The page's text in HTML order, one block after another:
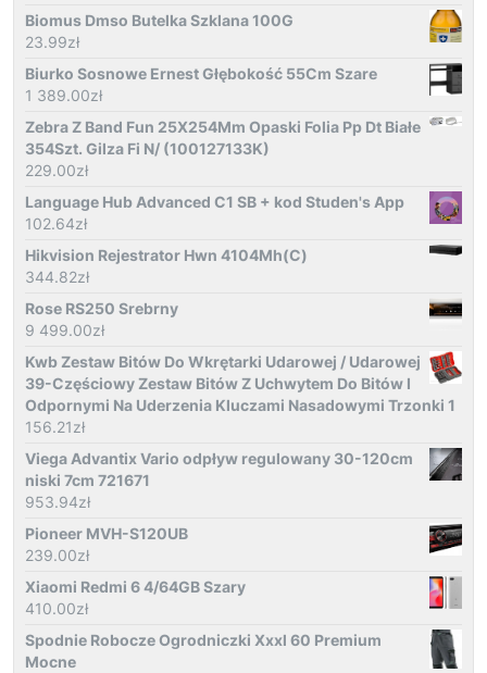
Biomus Dmso Butelka Szklana 100G
23.99zł
Biurko Sosnowe Ernest Głębokość 55Cm Szare
1 389.00zł
Zebra Z Band Fun 25X254Mm Opaski Folia Pp Dt Białe
354Szt. Gilza Fi N/ (100127133K)
229.00zł
Language Hub Advanced C1 SB + kod Studen's App
102.64zł
Hikvision Rejestrator Hwn 4104Mh(C)
344.82zł
Rose RS250 Srebrny
9 499.00zł
Kwb Zestaw Bitów Do Wkrętarki Udarowej / Udarowej
39-Częściowy Zestaw Bitów Z Uchwytem Do Bitów I
Odpornymi Na Uderzenia Kluczami Nasadowymi Trzonki 1
156.21zł
Viega Advantix Vario odpływ regulowany 30-120cm
niski 7cm 721671
953.94zł
Pioneer MVH-S120UB
239.00zł
Xiaomi Redmi 6 4/64GB Szary
410.00zł
Spodnie Robocze Ogrodniczki Xxxl 60 Premium
Mocne